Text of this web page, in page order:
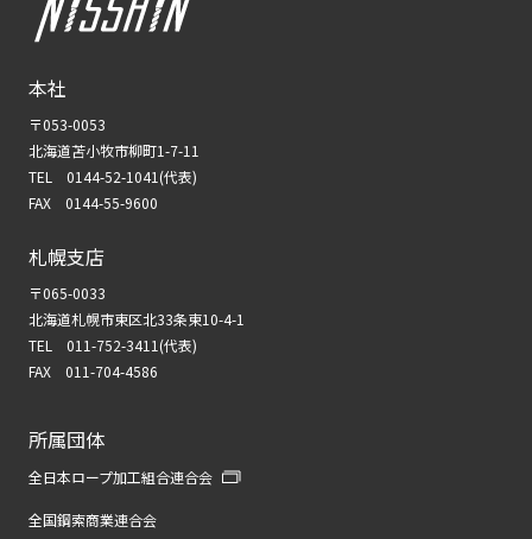
本社
〒053-0053
北海道苫小牧市柳町1-7-11
TEL 0144-52-1041(代表)
FAX 0144-55-9600
札幌支店
〒065-0033
北海道札幌市東区北33条東10-4-1
TEL 011-752-3411(代表)
FAX 011-704-4586
所属団体
全日本ロープ加工組合連合会
全国鋼索商業連合会